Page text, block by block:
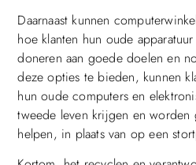
Daarnaast kunnen
hoe klanten hun oude
doneren aan goede doelen en
deze opties te bieden, kunnen
hun oude computers en
tweede leven krijgen en
helpen, in plaats van op een